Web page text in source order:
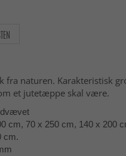
fra naturen. Karakteristisk
et jutetæppe skal være.
cm, 70 x 250 cm, 140 x 200
cm.